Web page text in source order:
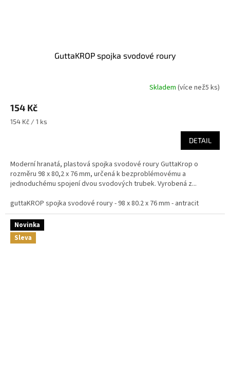
GuttaKROP spojka svodové roury
Skladem (více než5 ks)
154 Kč
Měrná
154 Kč / 1 ks
DETAIL
Moderní hranatá, plastová spojka svodové roury GuttaKrop o
rozměru 98 x 80,2 x 76 mm, určená k bezproblémovému a
jednoduchému spojení dvou svodových trubek. Vyrobená z...
guttaKROP spojka svodové roury - 98 x 80.2 x 76 mm - antracit
Novinka
Sleva